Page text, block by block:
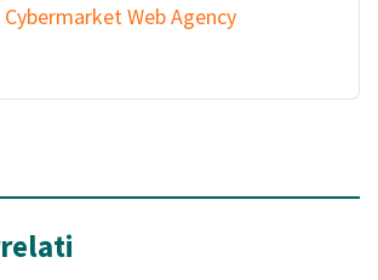
Cybermarket Web Agency